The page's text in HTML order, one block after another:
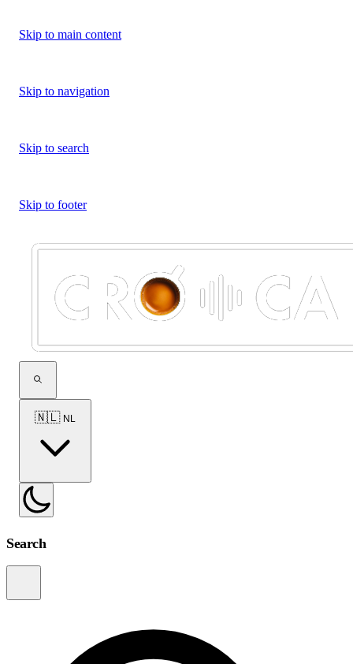
Skip to main content
Skip to navigation
Skip to search
Skip to footer
🇳🇱 NL
Search